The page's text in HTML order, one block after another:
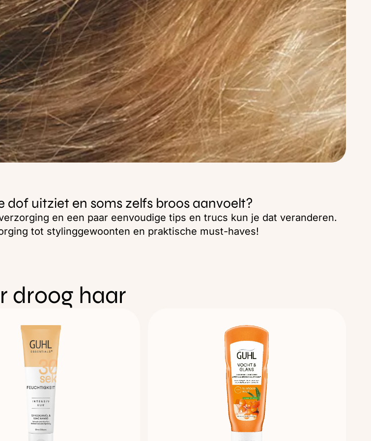
dof uitziet en soms zelfs broos aanvoelt?
en een paar eenvoudige tips en trucs kun je dat veranderen.
tot stylinggewoonten en praktische must-haves!
droog haar